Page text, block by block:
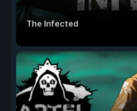
The Infected